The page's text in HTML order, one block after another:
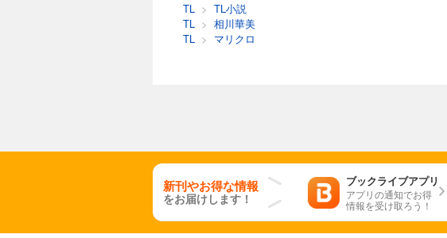
TL > TL小説
TL
> 相川華美
TL
> マリクロ
新刊やお得な情報
をお届けします！
ブックライブアプリ
アプリの通知でお得
情報を受け取ろう！